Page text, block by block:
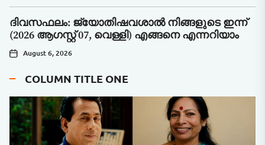
ദിവസഫലം: ജ്യോതിഷവശാൽ നിങ്ങളുടെ ഇന്ന്‌
(2026 ആഗസ്റ്റ് 07, വെള്ളി) എങ്ങനെ എന്നറിയാം
August 6, 2026
COLUMN TITLE ONE